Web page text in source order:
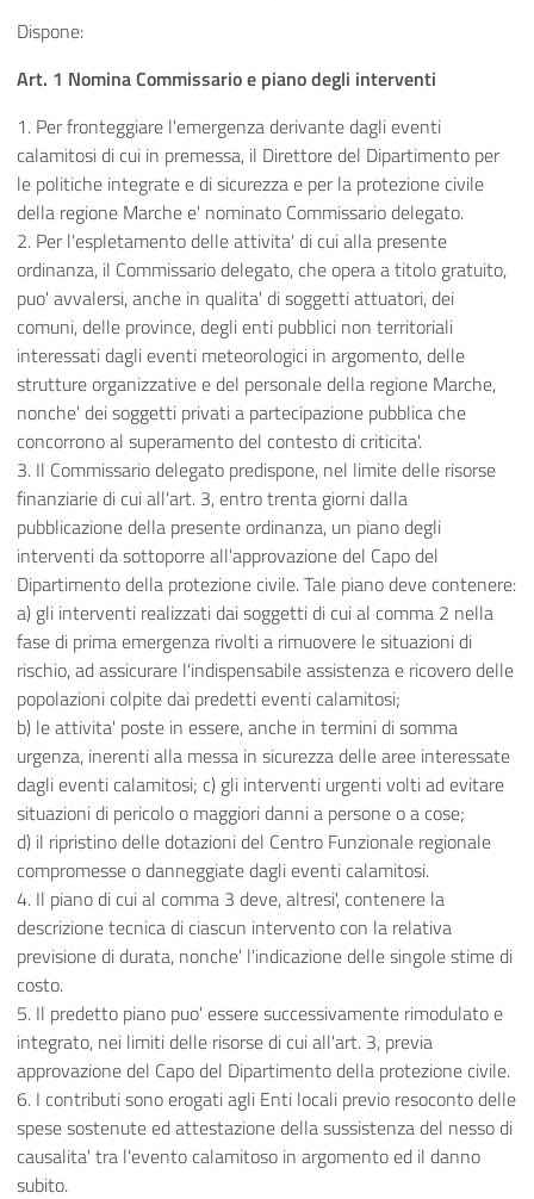
Dispone:
Art. 1 Nomina Commissario e piano degli interventi
1. Per fronteggiare l'emergenza derivante dagli eventi
calamitosi di cui in premessa, il Direttore del Dipartimento per
le politiche integrate e di sicurezza e per la protezione civile
della regione Marche e' nominato Commissario delegato.
2. Per l'espletamento delle attivita' di cui alla presente
ordinanza, il Commissario delegato, che opera a titolo gratuito,
puo' avvalersi, anche in qualita' di soggetti attuatori, dei
comuni, delle province, degli enti pubblici non territoriali
interessati dagli eventi meteorologici in argomento, delle
strutture organizzative e del personale della regione Marche,
nonche' dei soggetti privati a partecipazione pubblica che
concorrono al superamento del contesto di criticita'.
3. Il Commissario delegato predispone, nel limite delle risorse
finanziarie di cui all'art. 3, entro trenta giorni dalla
pubblicazione della presente ordinanza, un piano degli
interventi da sottoporre all'approvazione del Capo del
Dipartimento della protezione civile. Tale piano deve contenere:
a) gli interventi realizzati dai soggetti di cui al comma 2 nella
fase di prima emergenza rivolti a rimuovere le situazioni di
rischio, ad assicurare l'indispensabile assistenza e ricovero delle
popolazioni colpite dai predetti eventi calamitosi;
b) le attivita' poste in essere, anche in termini di somma
urgenza, inerenti alla messa in sicurezza delle aree interessate
dagli eventi calamitosi; c) gli interventi urgenti volti ad evitare
situazioni di pericolo o maggiori danni a persone o a cose;
d) il ripristino delle dotazioni del Centro Funzionale regionale
compromesse o danneggiate dagli eventi calamitosi.
4. Il piano di cui al comma 3 deve, altresi', contenere la
descrizione tecnica di ciascun intervento con la relativa
previsione di durata, nonche' l'indicazione delle singole stime di
costo.
5. Il predetto piano puo' essere successivamente rimodulato e
integrato, nei limiti delle risorse di cui all'art. 3, previa
approvazione del Capo del Dipartimento della protezione civile.
6. I contributi sono erogati agli Enti locali previo resoconto delle
spese sostenute ed attestazione della sussistenza del nesso di
causalita' tra l'evento calamitoso in argomento ed il danno
subito.